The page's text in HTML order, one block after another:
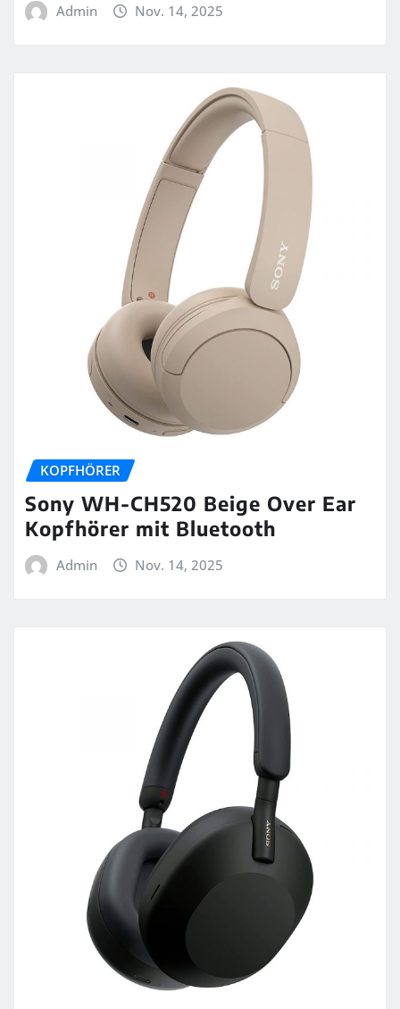
Admin Nov. 14, 2025
KOPFHÖRER
Sony WH-CH520 Beige Over Ear
Kopfhörer mit Bluetooth
Admin Nov. 14, 2025